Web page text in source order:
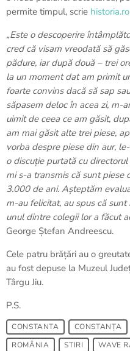
permite timpul, scrie historia.ro
„Este o descoperire
cred că visam vreodată să
pădure, iar după două – trei
la un moment dat am primit
foarte convins dacă să sap
săpasem deloc în acea zi, m-
uimit de ceea ce am găsit,
am mai găsit alte trei piese,
vorba despre piese din aur,
o discuție purtată cu
mi s-a transmis că sunt piese
3.000 de ani. Așteptăm
m-au felicitat, au spus că
unul dintre colegii lor a făcut
George Ștefan Andreescu.
Cele patru brățări au o
au fost depuse la Muzeul
Târgu Jiu.
P.S.
CONSTANTA CONSTANȚA
ROMÂNIA
STIRI WAVE